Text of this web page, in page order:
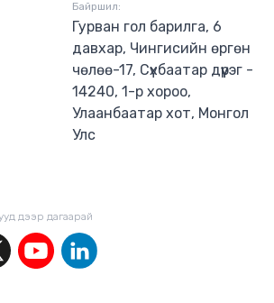
Байршил:
Гурван гол барилга, 6
давхар, Чингисийн өргөн
чөлөө-17, Сүхбаатар дүүрэг -
14240, 1-р хороо,
Улаанбаатар хот, Монгол
Улс
дээр дагаaрай